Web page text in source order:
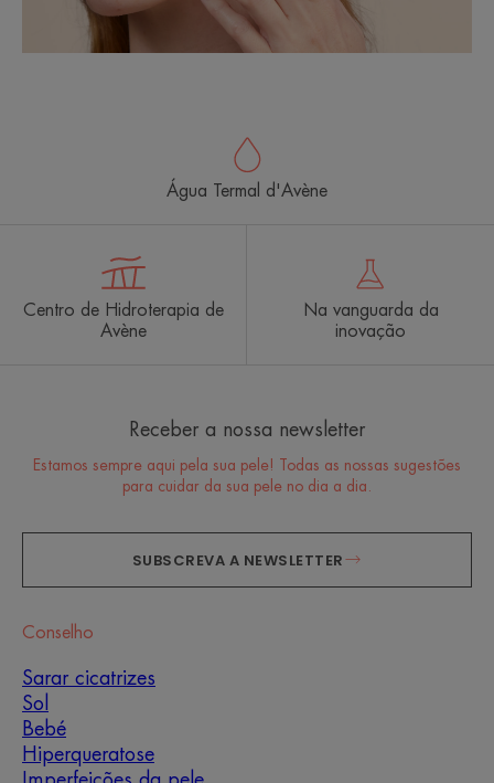
Água Termal d'Avène
Centro de Hidroterapia de
Avène
Na vanguarda da
inovação
Receber a nossa newsletter
Estamos sempre aqui pela sua pele! Todas as nossas sugestões
para cuidar da sua pele no dia a dia.
SUBSCREVA A NEWSLETTER
Conselho
Sarar cicatrizes
Sol
Bebé
Hiperqueratose